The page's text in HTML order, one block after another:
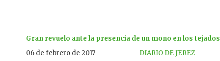
Gran revuelo ante la presencia de un mono en los
06 de febrero de 2017
DIARIO DE JEREZ